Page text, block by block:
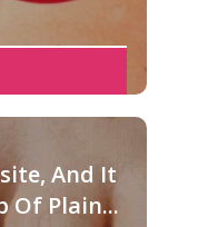
And It
Of Plain...